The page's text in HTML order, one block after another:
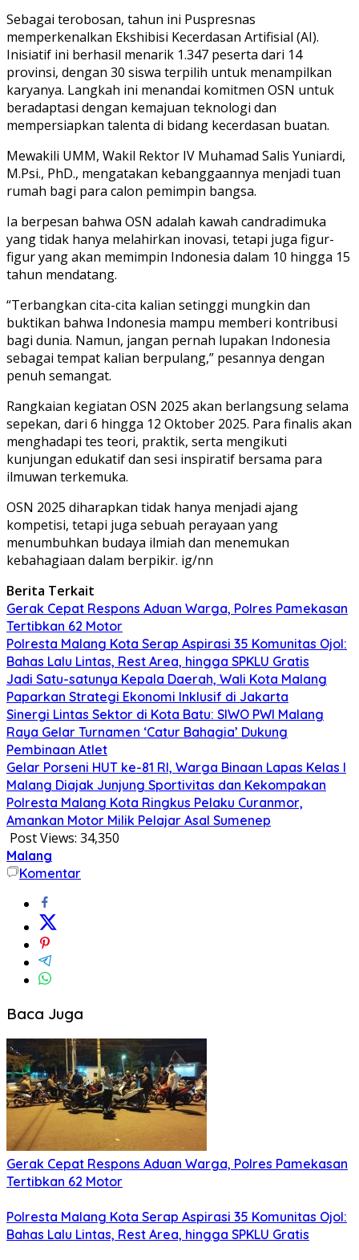
Sebagai terobosan, tahun ini Puspresnas
memperkenalkan Ekshibisi Kecerdasan Artifisial (AI).
Inisiatif ini berhasil menarik 1.347 peserta dari 14
provinsi, dengan 30 siswa terpilih untuk menampilkan
karyanya. Langkah ini menandai komitmen OSN untuk
beradaptasi dengan kemajuan teknologi dan
mempersiapkan talenta di bidang kecerdasan buatan.
Mewakili UMM, Wakil Rektor IV Muhamad Salis Yuniardi,
M.Psi., PhD., mengatakan kebanggaannya menjadi tuan
rumah bagi para calon pemimpin bangsa.
Ia berpesan bahwa OSN adalah kawah candradimuka
yang tidak hanya melahirkan inovasi, tetapi juga figur-
figur yang akan memimpin Indonesia dalam 10 hingga 15
tahun mendatang.
“Terbangkan cita-cita kalian setinggi mungkin dan
buktikan bahwa Indonesia mampu memberi kontribusi
bagi dunia. Namun, jangan pernah lupakan Indonesia
sebagai tempat kalian berpulang,” pesannya dengan
penuh semangat.
Rangkaian kegiatan OSN 2025 akan berlangsung selama
sepekan, dari 6 hingga 12 Oktober 2025. Para finalis akan
menghadapi tes teori, praktik, serta mengikuti
kunjungan edukatif dan sesi inspiratif bersama para
ilmuwan terkemuka.
OSN 2025 diharapkan tidak hanya menjadi ajang
kompetisi, tetapi juga sebuah perayaan yang
menumbuhkan budaya ilmiah dan menemukan
kebahagiaan dalam berpikir. ig/nn
Berita Terkait
Gerak Cepat Respons Aduan Warga, Polres Pamekasan
Tertibkan 62 Motor
Polresta Malang Kota Serap Aspirasi 35 Komunitas Ojol:
Bahas Lalu Lintas, Rest Area, hingga SPKLU Gratis
Jadi Satu-satunya Kepala Daerah, Wali Kota Malang
Paparkan Strategi Ekonomi Inklusif di Jakarta
Sinergi Lintas Sektor di Kota Batu: SIWO PWI Malang
Raya Gelar Turnamen ‘Catur Bahagia’ Dukung
Pembinaan Atlet
Gelar Porseni HUT ke-81 RI, Warga Binaan Lapas Kelas I
Malang Diajak Junjung Sportivitas dan Kekompakan
Polresta Malang Kota Ringkus Pelaku Curanmor,
Amankan Motor Milik Pelajar Asal Sumenep
Post Views: 34,350
Malang
Komentar
Baca Juga
Gerak Cepat Respons Aduan Warga, Polres Pamekasan
Tertibkan 62 Motor
Polresta Malang Kota Serap Aspirasi 35 Komunitas Ojol:
Bahas Lalu Lintas, Rest Area, hingga SPKLU Gratis